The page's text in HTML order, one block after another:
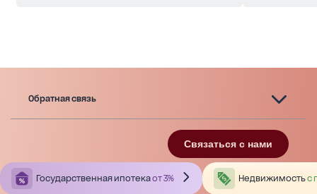
Обратная связь
Связаться с нами
Государственная ипотекаот 3% Недвижимостьс